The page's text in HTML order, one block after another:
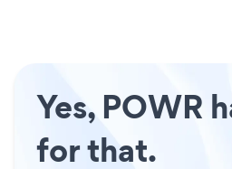
Yes, POWR
for that.